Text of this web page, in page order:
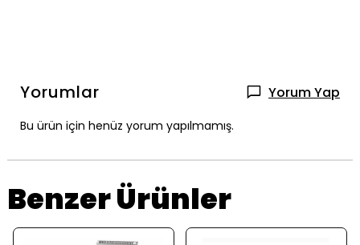
Yorumlar Yorum Yap
Bu ürün için henüz yorum yapılmamış.
Benzer Ürünler